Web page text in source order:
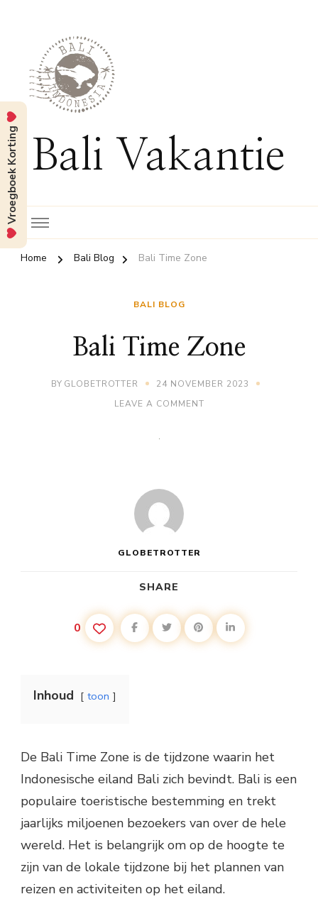
Bali Vakantie
Home Bali Blog Bali Time Zone
BALI BLOG
Bali Time Zone
BY GLOBETROTTER
24 NOVEMBER 2023
LEAVE A COMMENTON
GLOBETROTTER
SHARE
0
Inhoud toon
De Bali Time Zone is de tijdzone waarin het
Indonesische eiland Bali zich bevindt. Bali is een
populaire toeristische bestemming en trekt
jaarlijks miljoenen bezoekers van over de hele
wereld. Het is belangrijk om op de hoogte te
zijn van de lokale tijdzone bij het plannen van
reizen en activiteiten op het eiland.
Vroegboek Korting